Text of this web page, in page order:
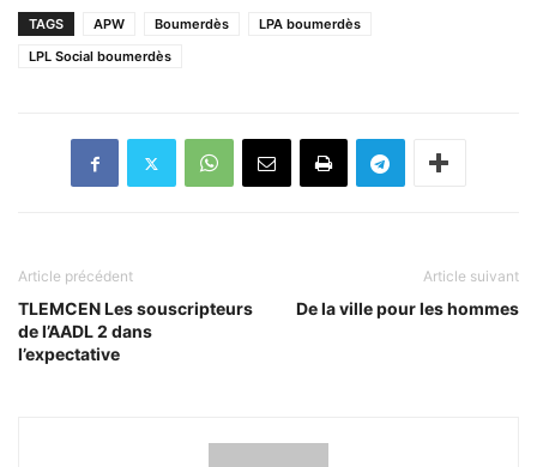
TAGS APW Boumerdès
LPA boumerdès
LPL Social boumerdès
Article précédent
TLEMCEN Les souscripteurs
de l’AADL 2 dans
l’expectative
Article suivant
De la ville pour les hommes